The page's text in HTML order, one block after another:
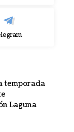
temporada
Laguna